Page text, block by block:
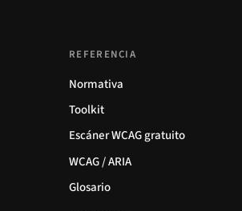
REFERENCIA
Normativa
Toolkit
Escáner WCAG gratuito
WCAG / ARIA
Glosario